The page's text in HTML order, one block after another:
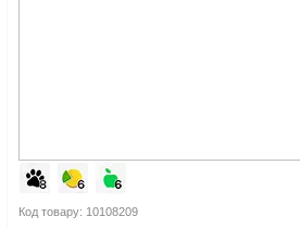
Код товару: 10108209